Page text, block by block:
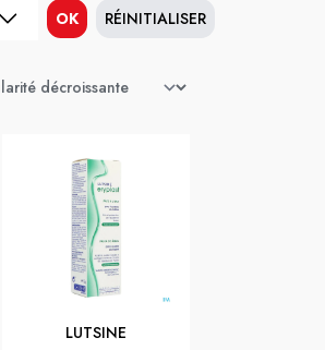
OK RÉINITIALISER
LUTSINE